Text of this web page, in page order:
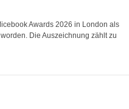
Awards 2026 in London als
Die Auszeichnung zählt zu